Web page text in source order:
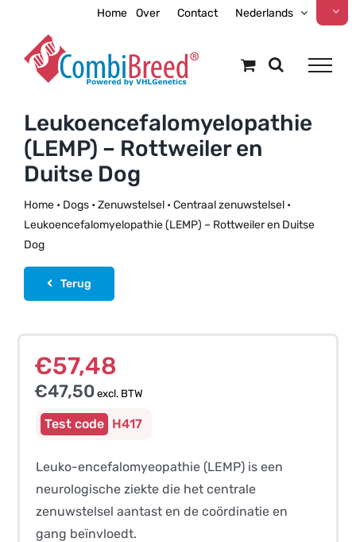
inhoud
Home Over Contact Nederlands
Leukoencefalomyelopathie
(LEMP) – Rottweiler en
Duitse Dog
Home• Dogs• Zenuwstelsel• Centraal zenuwstelsel•
Leukoencefalomyelopathie (LEMP) – Rottweiler en Duitse
Dog
Terug
€57,48
€47,50excl. BTW
H417
Leuko-encefalomyeopathie (LEMP) is een
neurologische ziekte die het centrale
zenuwstelsel aantast en de coördinatie en
gang beïnvloedt.